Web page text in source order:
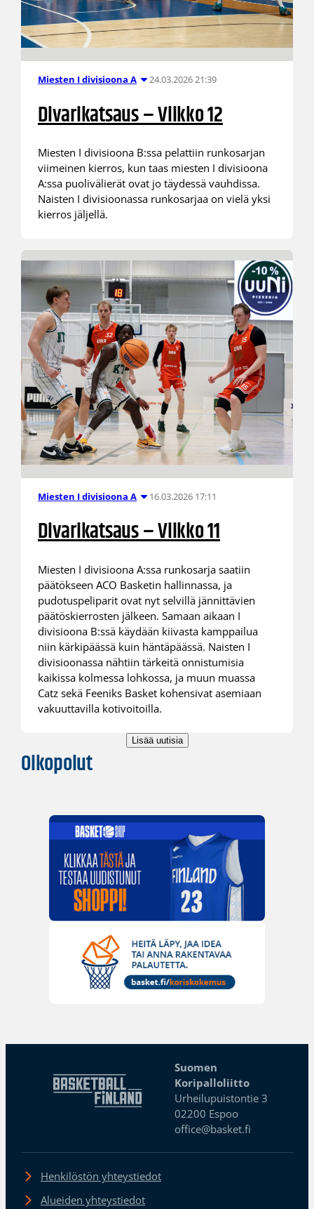
Miesten I divisioona A 24.03.2026 21:39
Divarikatsaus – Viikko 12
Miesten I divisioona B:ssa pelattiin runkosarjan
viimeinen kierros, kun taas miesten I divisioona
A:ssa puolivälierät ovat jo täydessä vauhdissa.
Naisten I divisioonassa runkosarjaa on vielä yksi
kierros jäljellä.
Miesten I divisioona A 16.03.2026 17:11
Divarikatsaus – Viikko 11
Miesten I divisioona A:ssa runkosarja saatiin
päätökseen ACO Basketin hallinnassa, ja
pudotuspeliparit ovat nyt selvillä jännittävien
päätöskierrosten jälkeen. Samaan aikaan I
divisioona B:ssä käydään kiivasta kamppailua
niin kärkipäässä kuin häntäpäässä. Naisten I
divisioonassa nähtiin tärkeitä onnistumisia
kaikissa kolmessa lohkossa, ja muun muassa
Catz sekä Feeniks Basket kohensivat asemiaan
vakuuttavilla kotivoitoilla.
Lisää uutisia
Oikopolut
Suomen
Koripalloliitto
Urheilupuistontie 3
02200 Espoo
office@basket.fi
Henkilöstön yhteystiedot
Alueiden yhteystiedot